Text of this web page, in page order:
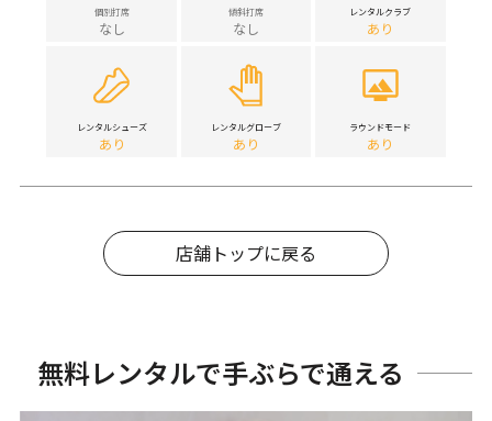
個別打席
なし
傾斜打席
なし
レンタルクラブ
あり
レンタルシューズ
あり
レンタルグローブ
あり
ラウンドモード
あり
店舗トップに戻る
無料レンタルで手ぶらで通える